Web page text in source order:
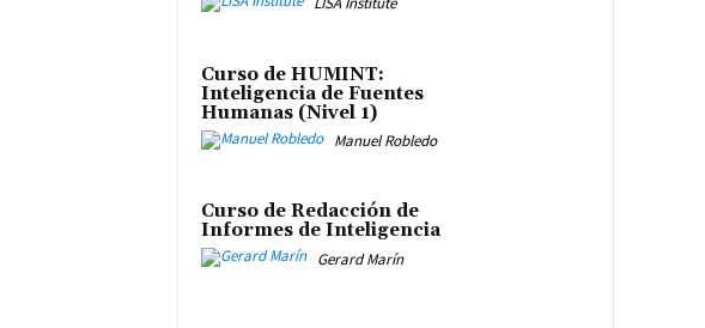
Curso de HUMINT:
Inteligencia de Fuentes
Humanas (Nivel 1)
Manuel Robledo
Curso de Redacción de
Informes de Inteligencia
Gerard Marín